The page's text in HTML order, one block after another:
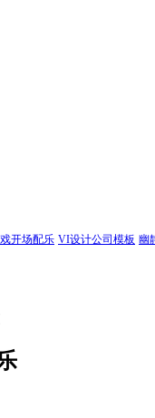
开场配乐 VI设计公司模板 幽